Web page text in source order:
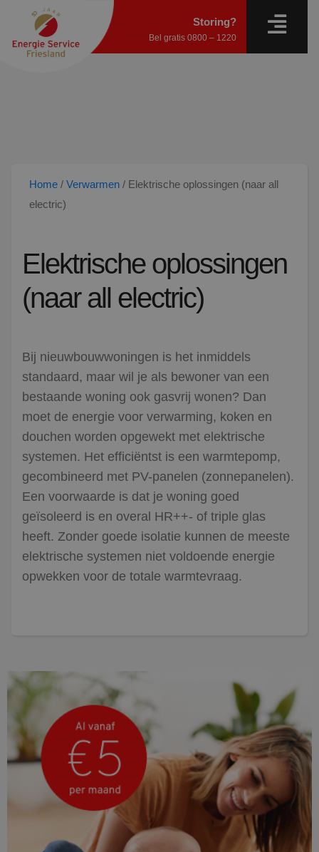
Storing?
Bel gratis 0800 – 1220
Home / Verwarmen / Elektrische oplossingen (naar all
electric)
Elektrische oplossingen
(naar all electric)
Bij nieuwbouwwoningen is het inmiddels
standaard, maar wil je als bewoner van een
bestaande woning ook gasvrij wonen? Dan
moet de energie voor verwarming, koken en
douchen worden opgewekt met elektrische
systemen. Het efficiëntst is een warmtepomp,
gecombineerd met PV-panelen (zonnepanelen).
Een voorwaarde is dat je woning goed
geïsoleerd is en overal HR++- of triple glas
heeft. Zonder goede isolatie kunnen de meeste
elektrische systemen niet voldoende energie
opwekken voor de totale warmtevraag.